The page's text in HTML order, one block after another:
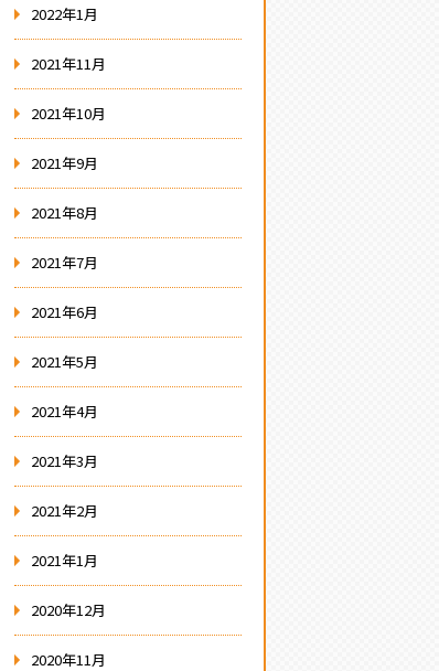
2022年1月
2021年11月
2021年10月
2021年9月
2021年8月
2021年7月
2021年6月
2021年5月
2021年4月
2021年3月
2021年2月
2021年1月
2020年12月
2020年11月